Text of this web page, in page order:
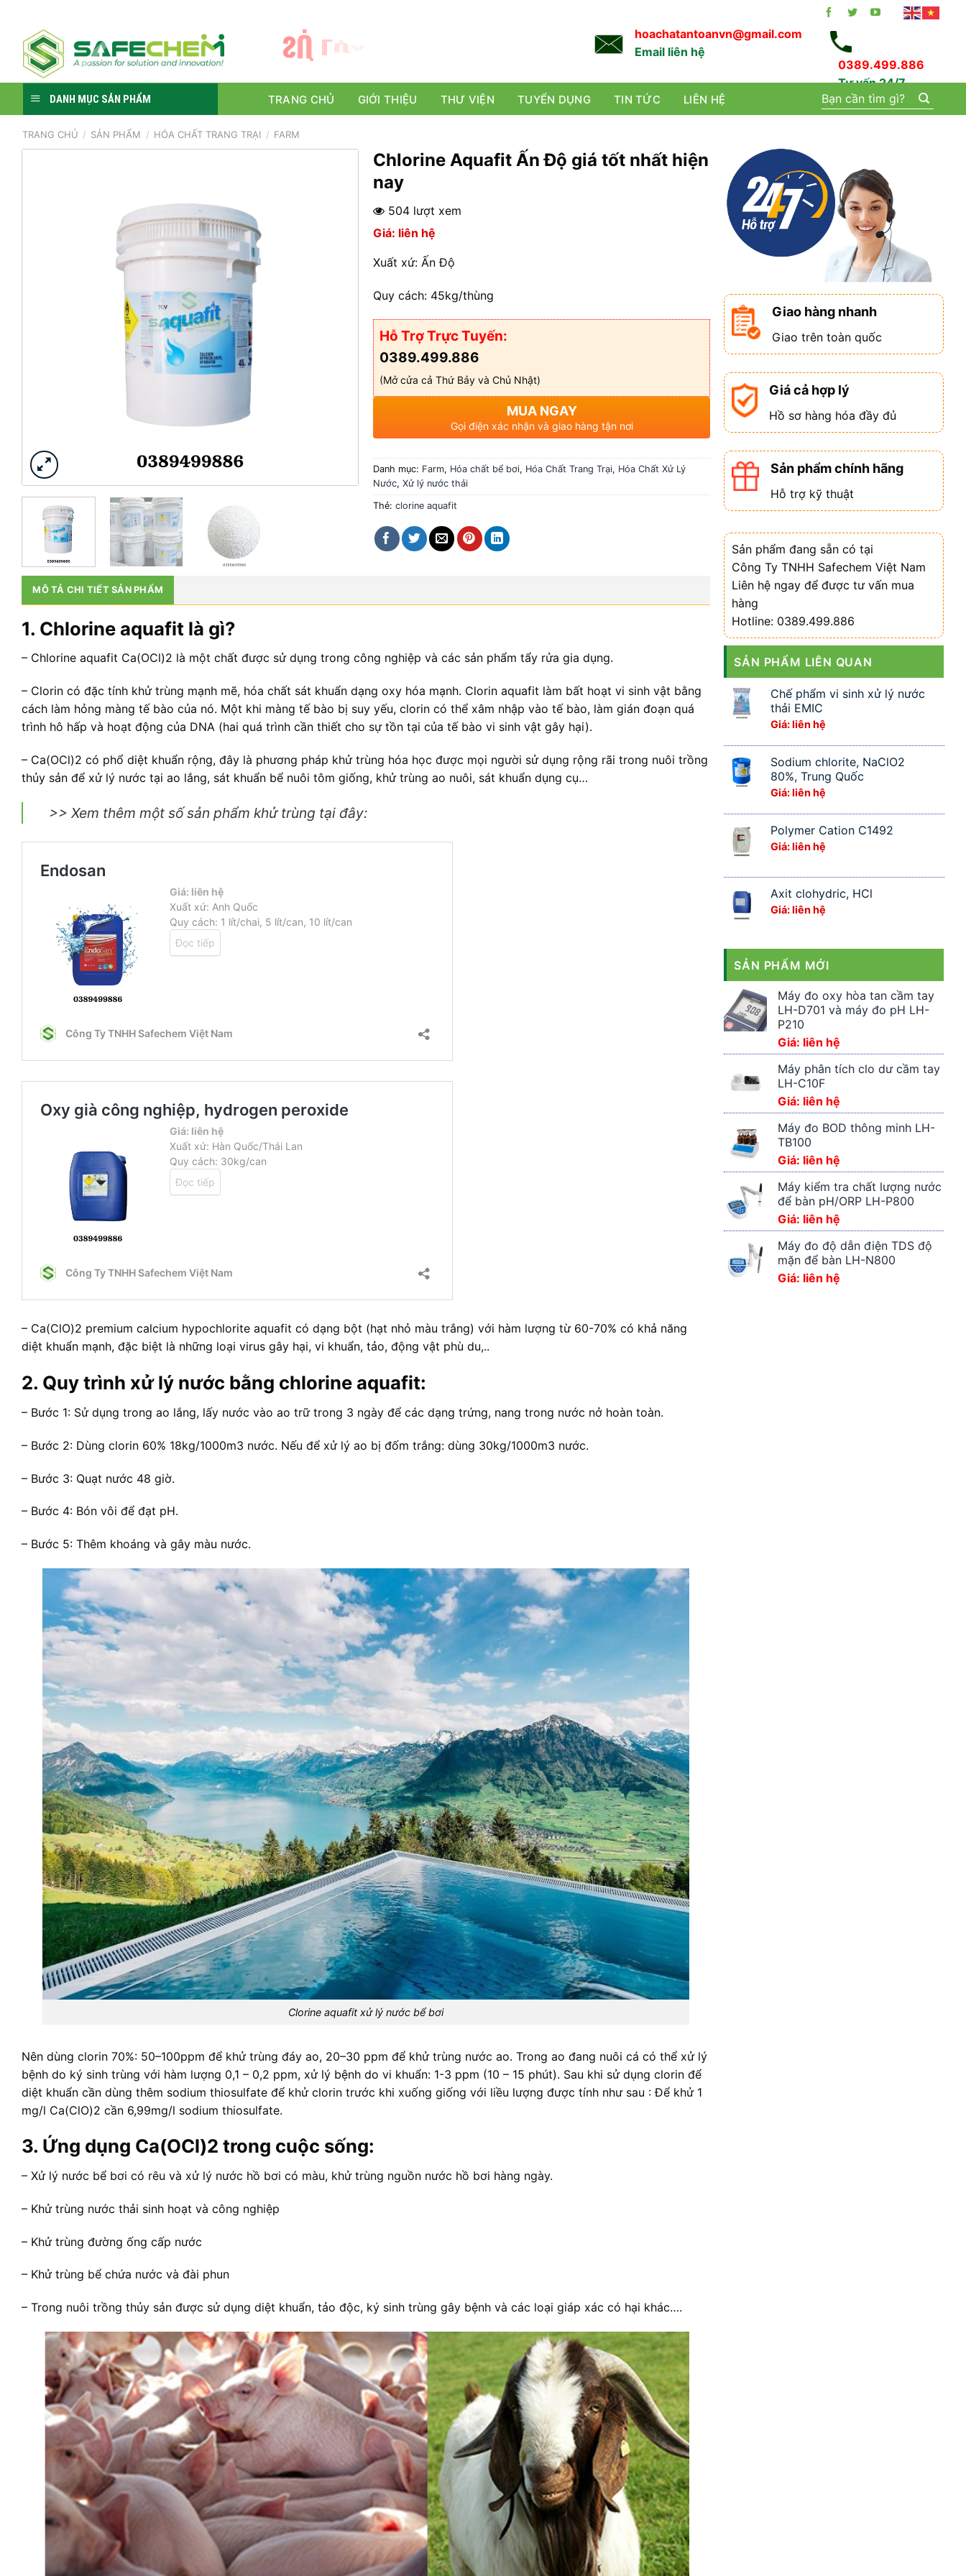
content
SỰ LỰ
hoachatantoanvn@gmail.com
Email liên hệ
0389.499.886
Tư vấn 24/7
DANH MỤC SẢN PHẨM TRANG CHỦ GIỚI THIỆU THƯ VIỆN TUYỂN DỤNG TIN TỨC LIÊN HỆ
Tìm
kiếm:
TRANG CHỦ / SẢN PHẨM / HÓA CHẤT TRANG TRẠI / FARM
Chlorine Aquafit Ấn Độ giá tốt nhất hiện
nay
504 lượt xem
Giá: liên hệ
Xuất xứ: Ấn Độ
Quy cách: 45kg/thùng
Hỗ Trợ Trực Tuyến:
0389.499.886
(Mở cửa cả Thứ Bảy và Chủ Nhật)
MUA NGAY
Gọi điện xác nhận và giao hàng tận nơi
Danh mục: Farm, Hóa chất bể bơi, Hóa Chất Trang Trại, Hóa Chất Xử Lý
Nước, Xử lý nước thải
Thẻ: clorine aquafit
MÔ TẢ CHI TIẾT SẢN PHẨM
1. Chlorine aquafit là gì?
– Chlorine aquafit Ca(OCl)2 là một chất được sử dụng trong công nghiệp và các sản phẩm tẩy rửa gia dụng.
– Clorin có đặc tính khử trùng mạnh mẽ, hóa chất sát khuẩn dạng oxy hóa mạnh. Clorin aquafit làm bất hoạt vi sinh vật bằng
cách làm hỏng màng tế bào của nó. Một khi màng tế bào bị suy yếu, clorin có thể xâm nhập vào tế bào, làm gián đoạn quá
trình hô hấp và hoạt động của DNA (hai quá trình cần thiết cho sự tồn tại của tế bào vi sinh vật gây hại).
– Ca(OCl)2 có phổ diệt khuẩn rộng, đây là phương pháp khử trùng hóa học được mọi người sử dụng rộng rãi trong nuôi trồng
thủy sản để xử lý nước tại ao lắng, sát khuẩn bể nuôi tôm giống, khử trùng ao nuôi, sát khuẩn dụng cụ…
>> Xem thêm một số sản phẩm khử trùng tại đây:
– Ca(ClO)2 premium calcium hypochlorite aquafit có dạng bột (hạt nhỏ màu trắng) với hàm lượng từ 60-70% có khả năng
diệt khuẩn mạnh, đặc biệt là những loại virus gây hại, vi khuẩn, tảo, động vật phù du,..
2. Quy trình xử lý nước bằng chlorine aquafit:
– Bước 1: Sử dụng trong ao lắng, lấy nước vào ao trữ trong 3 ngày để các dạng trứng, nang trong nước nở hoàn toàn.
– Bước 2: Dùng clorin 60% 18kg/1000m3 nước. Nếu để xử lý ao bị đốm trắng: dùng 30kg/1000m3 nước.
– Bước 3: Quạt nước 48 giờ.
– Bước 4: Bón vôi để đạt pH.
– Bước 5: Thêm khoáng và gây màu nước.
Clorine aquafit xử lý nước bể bơi
Nên dùng clorin 70%: 50–100ppm để khử trùng đáy ao, 20–30 ppm để khử trùng nước ao. Trong ao đang nuôi cá có thể xử lý
bệnh do ký sinh trùng với hàm lượng 0,1 – 0,2 ppm, xử lý bệnh do vi khuẩn: 1-3 ppm (10 – 15 phút). Sau khi sử dụng clorin để
diệt khuẩn cần dùng thêm sodium thiosulfate để khử clorin trước khi xuống giống với liều lượng được tính như sau : Để khử 1
mg/l Ca(ClO)2 cần 6,99mg/l sodium thiosulfate.
3. Ứng dụng Ca(OCl)2 trong cuộc sống:
– Xử lý nước bể bơi có rêu và xử lý nước hồ bơi có màu, khử trùng nguồn nước hồ bơi hàng ngày.
– Khử trùng nước thải sinh hoạt và công nghiệp
– Khử trùng đường ống cấp nước
– Khử trùng bể chứa nước và đài phun
– Trong nuôi trồng thủy sản được sử dụng diệt khuẩn, tảo độc, ký sinh trùng gây bệnh và các loại giáp xác có hại khác….
Giao hàng nhanh
Giao trên toàn quốc
Giá cả hợp lý
Hồ sơ hàng hóa đầy đủ
Sản phẩm chính hãng
Hỗ trợ kỹ thuật
Sản phẩm đang sẵn có tại
Công Ty TNHH Safechem Việt Nam
Liên hệ ngay để được tư vấn mua
hàng
Hotline: 0389.499.886
SẢN PHẨM LIÊN QUAN
Chế phẩm vi sinh xử lý nước
thải EMIC
Giá: liên hệ
Sodium chlorite, NaClO2
80%, Trung Quốc
Giá: liên hệ
Polymer Cation C1492
Giá: liên hệ
Axit clohydric, HCl
Giá: liên hệ
SẢN PHẨM MỚI
Máy đo oxy hòa tan cầm tay
LH-D701 và máy đo pH LH-
P210
Giá: liên hệ
Máy phân tích clo dư cầm tay
LH-C10F
Giá: liên hệ
Máy đo BOD thông minh LH-
TB100
Giá: liên hệ
Máy kiểm tra chất lượng nước
để bàn pH/ORP LH-P800
Giá: liên hệ
Máy đo độ dẫn điện TDS độ
mặn để bàn LH-N800
Giá: liên hệ